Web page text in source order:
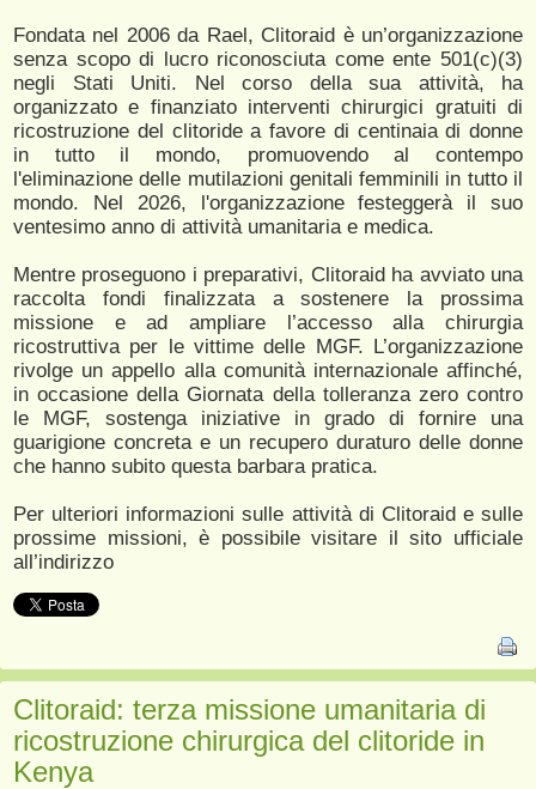
Fondata nel 2006 da Rael, Clitoraid è un’organizzazione
senza scopo di lucro riconosciuta come ente 501(c)(3)
negli Stati Uniti. Nel corso della sua attività, ha
organizzato e finanziato interventi chirurgici gratuiti di
ricostruzione del clitoride a favore di centinaia di donne
in tutto il mondo, promuovendo al contempo
l'eliminazione delle mutilazioni genitali femminili in tutto il
mondo. Nel 2026, l'organizzazione festeggerà il suo
ventesimo anno di attività umanitaria e medica.
Mentre proseguono i preparativi, Clitoraid ha avviato una
raccolta fondi finalizzata a sostenere la prossima
missione e ad ampliare l’accesso alla chirurgia
ricostruttiva per le vittime delle MGF. L’organizzazione
rivolge un appello alla comunità internazionale affinché,
in occasione della Giornata della tolleranza zero contro
le MGF, sostenga iniziative in grado di fornire una
guarigione concreta e un recupero duraturo delle donne
che hanno subito questa barbara pratica.
Per ulteriori informazioni sulle attività di Clitoraid e sulle
prossime missioni, è possibile visitare il sito ufficiale
all’indirizzo
Clitoraid: terza missione umanitaria di
ricostruzione chirurgica del clitoride in
Kenya